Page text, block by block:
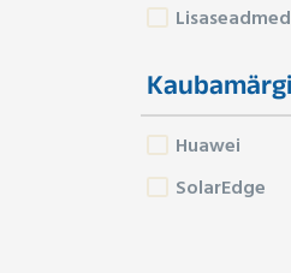
Lisaseadmed
Huawei
SolarEdge